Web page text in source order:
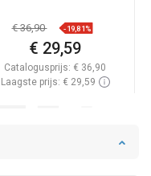
€ 36,90 -19,81%
€ 29,59
Catalogusprijs: € 36,90
Laagste prijs: € 29,59